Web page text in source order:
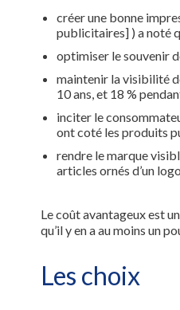
créer une bonne
publicitaires] ) a noté
optimiser le souvenir
maintenir la visibilité
10 ans, et 18 %
inciter le
ont coté les produits
rendre le marque
articles ornés d’un
Le coût avantageux est
qu’il y en a au moins un
Les choix